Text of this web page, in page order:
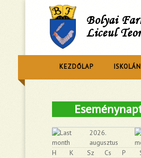
Bolyai
Liceul
KEZDŐLAP
2026.
augusztus
H
K Sz Cs P